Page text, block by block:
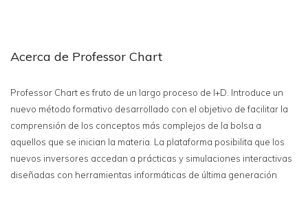
Acerca de Professor Chart
Professor Chart es fruto de un largo proceso de I+D. Introduce un
nuevo método formativo desarrollado con el objetivo de facilitar la
comprensión de los conceptos más complejos de la bolsa a
aquellos que se inician la materia. La plataforma posibilita que los
nuevos inversores accedan a prácticas y simulaciones interactivas
diseñadas con herramientas informáticas de última generación